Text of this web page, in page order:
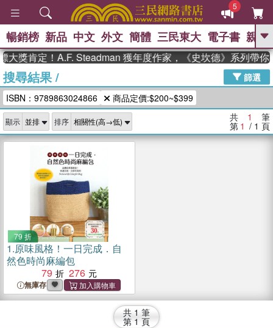
5
GO
高希均教授回憶錄
、 The Odyssey 、 父親節 、 如果歷
史是一群喵 、 暑期推薦
獎 臺灣漫遊錄 、 方念華 、 台灣的李
登輝時代
數學女孩：黎曼猜想 、
偉大的迷走神經
暢銷榜 新品 中文 外文 簡體 三民東大 電子書 親子
大獎肯定！A.F. Steadman 獲年度作家，《史坎德》系列帶你
搜尋結果/
篩選
ISBN：9789863024866
商品定價:$200~$399
顯示 排序 共 1 筆
第 1 / 1 頁
79 折
1.原味風格！一日完成．自
然色時尚麻編包
79
276
無庫存
共 1 筆
第 1 頁